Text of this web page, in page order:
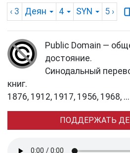
‹ 3 Деян 4 SYN 5 ›
Public Domain —
достояние.
Синодальный
книг.
1876, 1912, 1917, 1956, 1968,
ПОДДЕРЖАТЬ